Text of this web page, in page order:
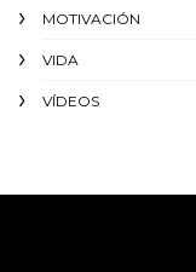
MOTIVACIÓN
VIDA
VÍDEOS